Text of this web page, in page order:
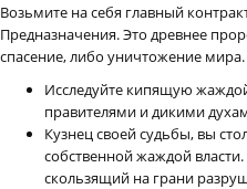
Возьмите на себя главный
Предназначения. Это древнее
спасение, либо уничтожение мира.
Исследуйте кипящую
правителями и дикими
Кузнец своей судьбы, вы
собственной жаждой
скользящий на грани